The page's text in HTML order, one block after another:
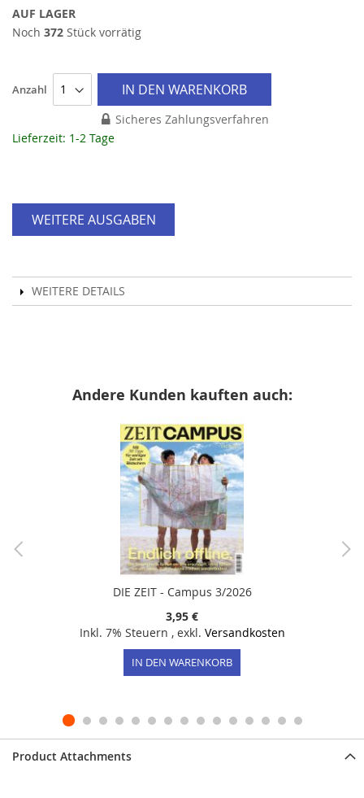
AUF LAGER
Noch 372 Stück vorrätig
Anzahl IN DEN WARENKORB
Sicheres Zahlungsverfahren
Lieferzeit: 1-2 Tage
WEITERE AUSGABEN
WEITERE DETAILS
Andere Kunden kauften auch:
DIE ZEIT - Campus 3/2026
3,95 €
Inkl. 7% Steuern , exkl. Versandkosten
IN DEN WARENKORB
Product Attachments